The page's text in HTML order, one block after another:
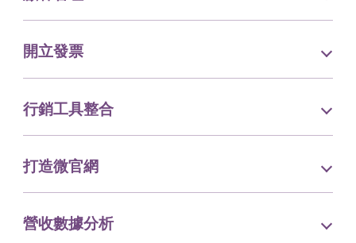
開立發票
行銷工具整合
打造微官網
營收數據分析